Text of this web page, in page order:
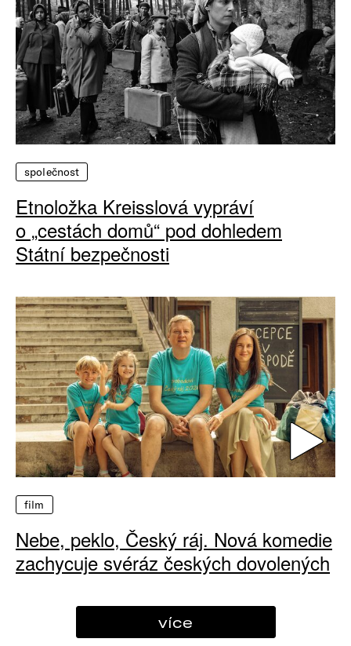
společnost
Etnoložka Kreisslová vypráví
o „cestách domů“ pod dohledem
Státní bezpečnosti
film
Nebe, peklo, Český ráj. Nová komedie
zachycuje svéráz českých dovolených
více